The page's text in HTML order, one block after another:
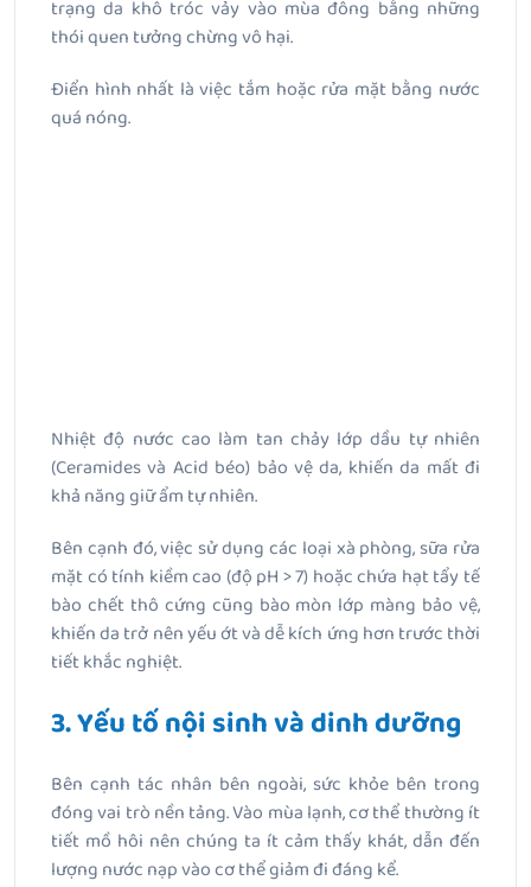
trạng da khô tróc vảy vào mùa đông bằng những
thói quen tưởng chừng vô hại.
Điển hình nhất là việc tắm hoặc rửa mặt bằng nước
quá nóng.
Nhiệt độ nước cao làm tan chảy lớp dầu tự nhiên
(Ceramides và Acid béo) bảo vệ da, khiến da mất đi
khả năng giữ ẩm tự nhiên.
Bên cạnh đó, việc sử dụng các loại xà phòng, sữa rửa
mặt có tính kiềm cao (độ pH > 7) hoặc chứa hạt tẩy tế
bào chết thô cứng cũng bào mòn lớp màng bảo vệ,
khiến da trở nên yếu ớt và dễ kích ứng hơn trước thời
tiết khắc nghiệt.
3. Yếu tố nội sinh và dinh dưỡng
Bên cạnh tác nhân bên ngoài, sức khỏe bên trong
đóng vai trò nền tảng. Vào mùa lạnh, cơ thể thường ít
tiết mồ hôi nên chúng ta ít cảm thấy khát, dẫn đến
lượng nước nạp vào cơ thể giảm đi đáng kể.